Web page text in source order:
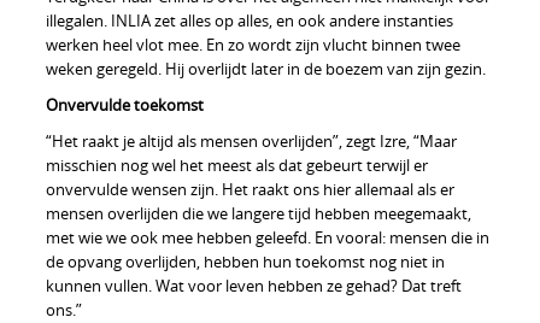
illegalen. INLIA zet alles op alles, en ook andere instanties
werken heel vlot mee. En zo wordt zijn vlucht binnen twee
weken geregeld. Hij overlijdt later in de boezem van zijn gezin.
Onvervulde toekomst
“Het raakt je altijd als mensen overlijden”, zegt Izre, “Maar
misschien nog wel het meest als dat gebeurt terwijl er
onvervulde wensen zijn. Het raakt ons hier allemaal als er
mensen overlijden die we langere tijd hebben meegemaakt,
met wie we ook mee hebben geleefd. En vooral: mensen die in
de opvang overlijden, hebben hun toekomst nog niet in
kunnen vullen. Wat voor leven hebben ze gehad? Dat treft
ons.”